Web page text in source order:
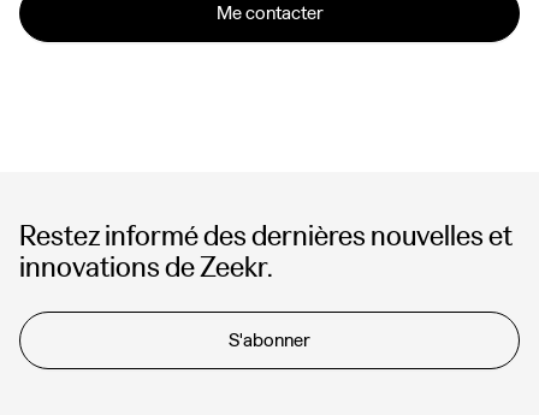
Me contacter
Restez informé des dernières nouvelles et
innovations de Zeekr.
S'abonner